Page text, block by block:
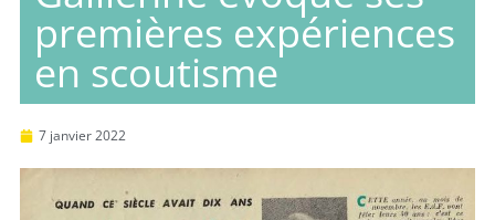
premières expériences
en scoutisme
7 janvier 2022